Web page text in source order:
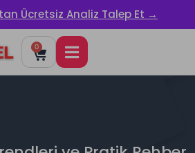
Ücretsiz Analiz Talep Et →
0